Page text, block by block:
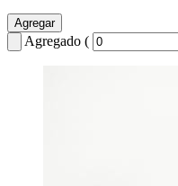
Agregar
Agregado (